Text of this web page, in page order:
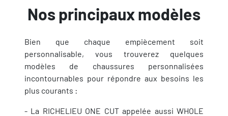
Nos principaux modèles
Bien que chaque empiècement soit
personnalisable, vous trouverez quelques
modèles de chaussures personnalisées
incontournables pour répondre aux besoins les
plus courants :
- La RICHELIEU ONE CUT appelée aussi WHOLE